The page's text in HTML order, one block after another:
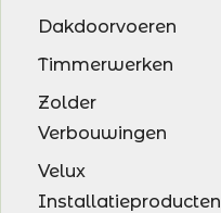
Dakdoorvoeren
Timmerwerken
Zolder
Verbouwingen
Velux
Installatieproducten